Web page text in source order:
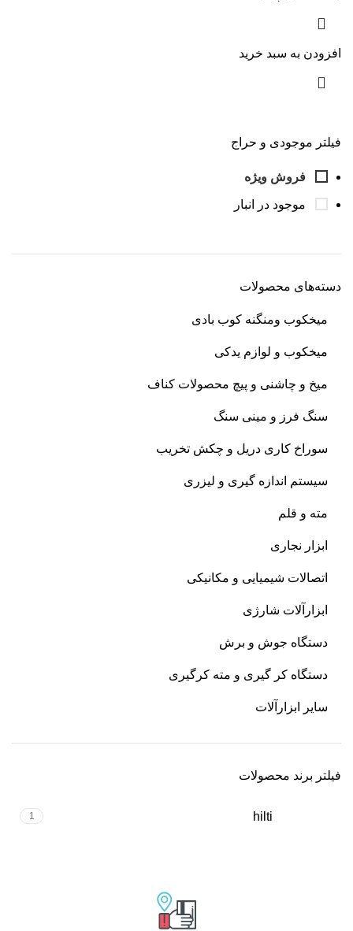
فیلتر موجودی و حراج
فروش ویژه
موجود در انبار
دسته‌های محصولات
میخکوب و‌منگنه کوب بادی
میخکوب و لوازم یدکی
میخ و چاشنی و پیچ محصولات کناف
سنگ فرز و مینی سنگ
سوراخ کاری دریل و چکش تخریب
سیستم اندازه گیری و لیزری
مته و قلم
ابزار نجاری
اتصالات شیمیایی و مکانیکی
ابزارآلات شارژی
دستگاه جوش و برش
دستگاه کر گیری و مته کرگیری
سایر ابزارآلات
فیلتر برند محصولات
hilti
1
افزودن به سبد خرید